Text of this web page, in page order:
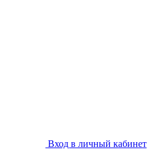
Вход в личный кабинет